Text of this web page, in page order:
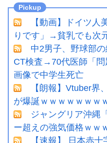
【動画】ドイツ人
りです」→貧乳でも次
中2男子、野球部
CT検査→70代医師「
画像で中学生死亡
【朗報】Vtuber界
が爆誕ｗｗｗｗｗｗｗ
ジャングリア沖縄
ー超えの強気価格ｗｗ
【速報】 日本赤